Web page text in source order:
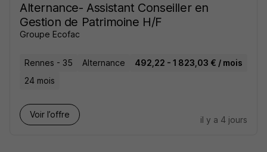
Alternance- Assistant Conseiller en
Gestion de Patrimoine H/F
Groupe Ecofac
Rennes - 35 Alternance
492,22 - 1 823,03 € / mois
24 mois
Voir l’offre
il y a 4 jours